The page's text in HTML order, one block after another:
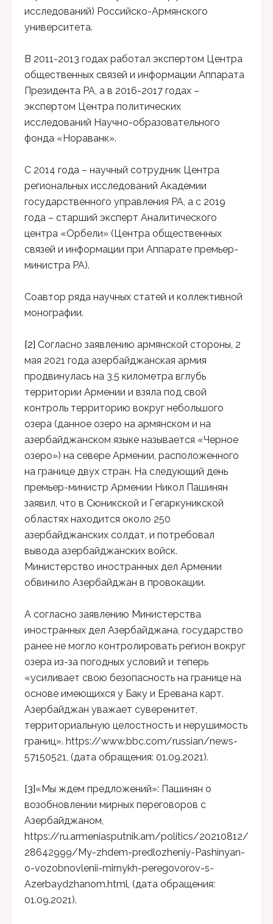
исследований) Российско-Армянского
университета.
В 2011-2013 годах работал экспертом Центра
общественных связей и информации Аппарата
Президента РА, а в 2016-2017 годах –
экспертом Центра политических
исследований Научно-образовательного
фонда «Нораванк».
С 2014 года – научный сотрудник Центра
региональных исследований Академии
государственного управления РА, а с 2019
года – старший эксперт Аналитического
центра «Орбели» (Центра общественных
связей и информации при Аппарате премьер-
министра РА).
Соавтор ряда научных статей и коллективной
монографии.
[2] Согласно заявлению армянской стороны, 2
мая 2021 года азербайджанская армия
продвинулась на 3,5 километра вглубь
территории Армении и взяла под свой
контроль территорию вокруг небольшого
озера (данное озеро на армянском и на
азербайджанском языке называется «Черное
озеро») на севере Армении, расположенного
на границе двух стран. На следующий день
премьер-министр Армении Никол Пашинян
заявил, что в Сюникской и Гегаркуникской
областях находится около 250
азербайджанских солдат, и потребовал
вывода азербайджанских войск.
Министерство иностранных дел Армении
обвинило Азербайджан в провокации.
А согласно заявлению Министерства
иностранных дел Азербайджана, государство
ранее не могло контролировать регион вокруг
озера из-за погодных условий и теперь
«усиливает свою безопасность на границе на
основе имеющихся у Баку и Еревана карт.
Азербайджан уважает суверенитет,
территориальную целостность и нерушимость
границ». https://www.bbc.com/russian/news-
57150521, (дата обращения: 01.09.2021).
[3]«Мы ждем предложений»: Пашинян о
возобновлении мирных переговоров с
Азербайджаном,
https://ru.armeniasputnik.am/politics/20210812/
28642999/My-zhdem-predlozheniy-Pashinyan-
o-vozobnovlenii-mirnykh-peregovorov-s-
Azerbaydzhanom.html, (дата обращения:
01.09.2021).